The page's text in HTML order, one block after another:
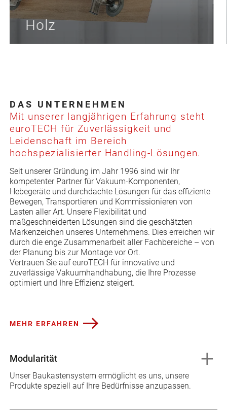
Holz
DAS UNTERNEHMEN
Mit unserer langjährigen Erfahrung steht
euroTECH für Zuverlässigkeit und
Leidenschaft im Bereich
hochspezialisierter Handling-Lösungen.
Seit unserer Gründung im Jahr 1996 sind wir Ihr
kompetenter Partner für Vakuum-Komponenten,
Hebegeräte und durchdachte Lösungen für das effiziente
Bewegen, Transportieren und Kommissionieren von
Lasten aller Art. Unsere Flexibilität und
maßgeschneiderten Lösungen sind die geschätzten
Markenzeichen unseres Unternehmens. Dies erreichen wir
durch die enge Zusammenarbeit aller Fachbereiche – von
der Planung bis zur Montage vor Ort.
Vertrauen Sie auf euroTECH für innovative und
zuverlässige Vakuumhandhabung, die Ihre Prozesse
optimiert und Ihre Effizienz steigert.
MEHR ERFAHREN
Modularität
Unser Baukastensystem ermöglicht es uns, unsere
Produkte speziell auf Ihre Bedürfnisse anzupassen.